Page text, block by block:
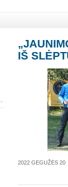
IŠ
2022 GEGUŽĖS 20